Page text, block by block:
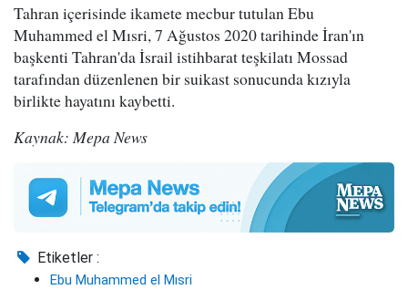
Tahran içerisinde ikamete mecbur tutulan Ebu
Muhammed el Mısri, 7 Ağustos 2020 tarihinde İran'ın
başkenti Tahran'da İsrail istihbarat teşkilatı Mossad
tarafından düzenlenen bir suikast sonucunda kızıyla
birlikte hayatını kaybetti.
Kaynak: Mepa News
Etiketler :
Ebu Muhammed el Mısri